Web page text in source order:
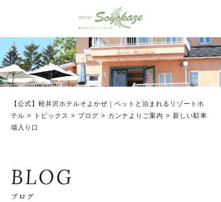
【公式】軽井沢ホテルそよかぜ｜ペットと泊まれるリゾートホ
テル > トピックス > ブログ > カンナよりご案内 > 新しい駐車
場入り口
BLOG
ブログ